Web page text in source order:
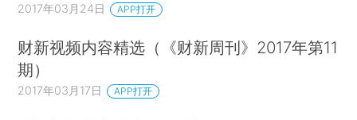
2017年03月24日 APP打开
财新视频内容精选（《财新周刊》2017年第11
期）
2017年03月17日 APP打开